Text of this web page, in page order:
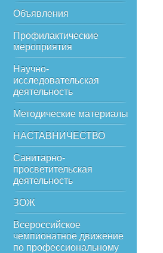
Объявления
Профилактические
мероприятия
Научно-
исследовательская
деятельность
Методические материалы
НАСТАВНИЧЕСТВО
Санитарно-
просветительская
деятельность
ЗОЖ
Всероссийское
чемпионатное движение
по профессиональному